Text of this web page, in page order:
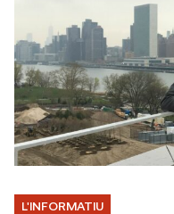
L'INFORMATIU